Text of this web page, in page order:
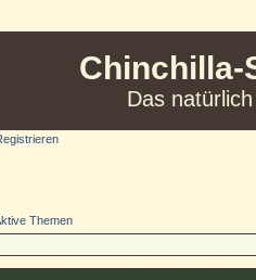
Chinchilla-
Das
Themen